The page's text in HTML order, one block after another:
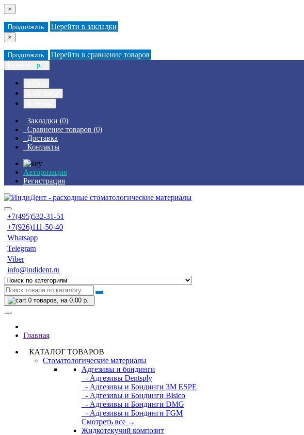
×
Продолжить Перейти в закладки
×
Продолжить Перейти в сравнение товаров
р.
Закладки (0)
Сравнение товаров (0)
Доставка
Контакты
Авторизация
Регистрация
+7(495)532-31-51
+7(926)111-50-40
Whatsapp
Telegram
Viber
info@indident.ru
0 товаров, на 0.00 р.
Главная
КАТАЛОГ ТОВАРОВ
Стоматологические материалы
Адгезивы и бондинги
- Адгезивы Dentsply
- Адгезивы и Бондинги 3M ESPE
- Адгезивы и Бондинги Bisico
- Адгезивы и Бондинги DMG
- Адгезивы и Бондинги FGM
Смотреть все →
Жидкотекучий композит